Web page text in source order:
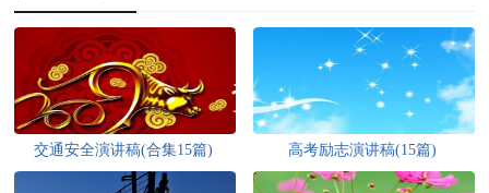
交通安全演讲稿(合集15篇) 高考励志演讲稿(15篇)